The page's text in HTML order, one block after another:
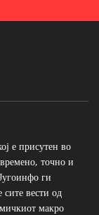
е присутен во
точно и
ги
сите вести од
макро